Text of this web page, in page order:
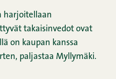
harjoitellaan
takaisinvedot ovat
on kaupan kanssa
paljastaa Myllymäki.